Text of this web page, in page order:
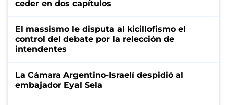
ceder en dos capítulos
El massismo le disputa al kicillofismo el
control del debate por la relección de
intendentes
La Cámara Argentino-Israelí despidió al
embajador Eyal Sela